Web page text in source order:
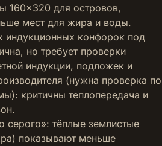
160×320 для островов,
мест для жира и воды.
индукционных конфорок под
но требует проверки
индукции, подложек и
(нужна проверка по
критичны теплопередача и
серого»: тёплые землистые
показывают меньше